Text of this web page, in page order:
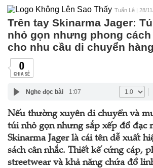
Tuấn Lê | 28/
Trên tay Skinarma Jager:
nhỏ gọn nhưng phong
cho nhu cầu di chuyển
0
CHIA SẺ
Nghe đọc bài 1:07
Nếu thường xuyên di chuyển và
túi nhỏ gọn nhưng sắp xếp đồ đạc
Skinarma Jager là cái tên dễ xuất
sách cân nhắc. Thiết kế cứng cáp,
streetwear và khả năng chứa đồ